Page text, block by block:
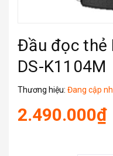
Đầu đọc thẻ
DS-K1104M
Thương hiệu: Đang cập
2.490.000₫